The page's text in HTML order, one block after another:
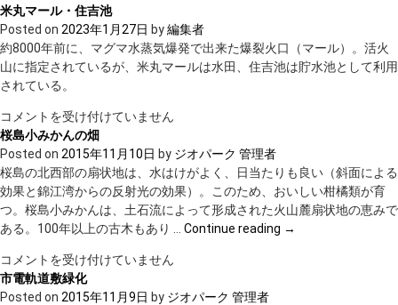
蔵
ミ
ュ
ー
ジ
ム
（白
金
酒
造
株
式
社）
は
米丸マール・住吉池
Posted on 2023年1月27日 by編集者
約8000年前に、マグマ水蒸気爆発で出来た爆裂火口（マール）。活火
山に指定されているが、米丸マールは水田、住吉池は貯水池として利用
されている。
米
丸
マ
ー
ル・
住
吉
は
コメントを受け付けていません
桜島小みかんの畑
Posted on 2015年11月10日 by ジオパーク 管理者
桜島の北西部の扇状地は、水はけがよく、日当たりも良い（斜面による
効果と錦江湾からの反射光の効果）。このため、おいしい柑橘類が育
つ。桜島小みかんは、土石流によって形成された火山麓扇状地の恵みで
ある。100年以上の古木もあり … Continue reading →
桜
島
小
コメントを受け付けていません
市電軌道敷緑化
Posted on 2015年11月9日 by ジオパーク 管理者